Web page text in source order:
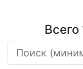
Всего